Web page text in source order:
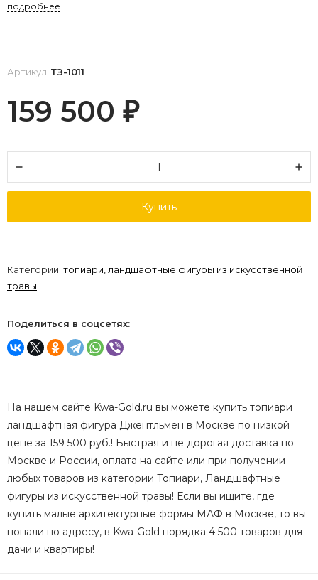
подробнее
Артикул: ТЗ-1011
159 500 ₽
Купить
Категории: топиари, ландшафтные фигуры из искусственной
травы
Поделиться в соцсетях:
На нашем сайте Kwa-Gold.ru вы можете купить топиари
ландшафтная фигура Джентльмен в Москве по низкой
цене за 159 500 руб.! Быстрая и не дорогая доставка по
Москве и России, оплата на сайте или при получении
любых товаров из категории Топиари, Ландшафтные
фигуры из искусственной травы! Если вы ищите, где
купить малые архитектурные формы МАФ в Москве, то вы
попали по адресу, в Kwa-Gold порядка 4 500 товаров для
дачи и квартиры!